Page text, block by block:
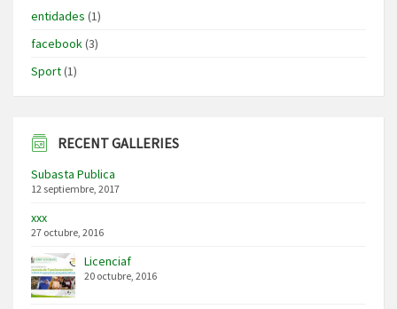
entidades (1)
facebook(3)
Sport(1)
RECENT GALLERIES
Subasta Publica
12 septiembre, 2017
xxx
27 octubre, 2016
Licenciaf
20 octubre, 2016